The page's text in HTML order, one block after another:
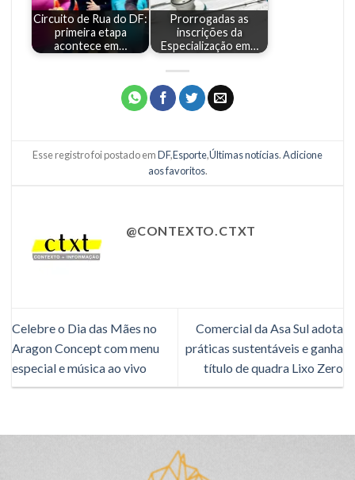
Circuito de Rua do DF:
primeira etapa
acontece em…
Prorrogadas as
inscrições da
Especialização em…
Esse registro foi postado emDF,Esporte,Últimas notícias.Adicione
aos favoritos.
@CONTEXTO.CTXT
Celebre o Dia das Mães no
Aragon Concept com menu
especial e música ao vivo
Comercial da Asa Sul adota
práticas sustentáveis e ganha
título de quadra Lixo Zero